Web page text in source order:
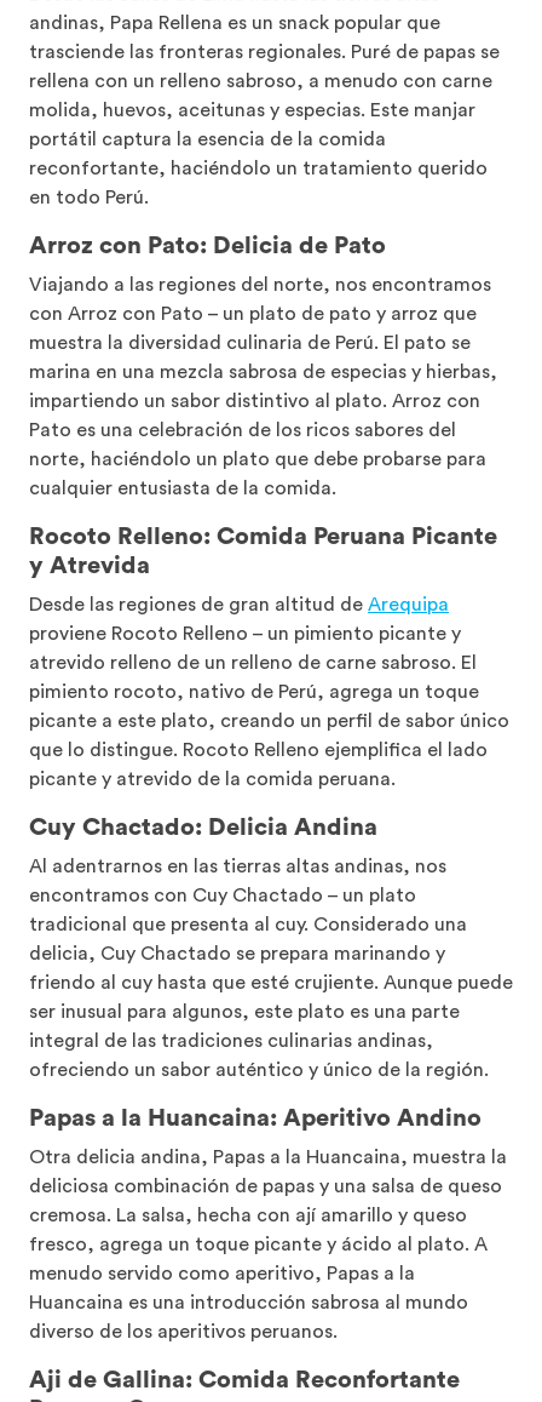
andinas, Papa Rellena es un snack popular que
trasciende las fronteras regionales. Puré de papas se
rellena con un relleno sabroso, a menudo con carne
molida, huevos, aceitunas y especias. Este manjar
portátil captura la esencia de la comida
reconfortante, haciéndolo un tratamiento querido
en todo Perú.
Arroz con Pato: Delicia de Pato
Viajando a las regiones del norte, nos encontramos
con Arroz con Pato – un plato de pato y arroz que
muestra la diversidad culinaria de Perú. El pato se
marina en una mezcla sabrosa de especias y hierbas,
impartiendo un sabor distintivo al plato. Arroz con
Pato es una celebración de los ricos sabores del
norte, haciéndolo un plato que debe probarse para
cualquier entusiasta de la comida.
Rocoto Relleno: Comida Peruana Picante
y Atrevida
Desde las regiones de gran altitud de Arequipa
proviene Rocoto Relleno – un pimiento picante y
atrevido relleno de un relleno de carne sabroso. El
pimiento rocoto, nativo de Perú, agrega un toque
picante a este plato, creando un perfil de sabor único
que lo distingue. Rocoto Relleno ejemplifica el lado
picante y atrevido de la comida peruana.
Cuy Chactado: Delicia Andina
Al adentrarnos en las tierras altas andinas, nos
encontramos con Cuy Chactado – un plato
tradicional que presenta al cuy. Considerado una
delicia, Cuy Chactado se prepara marinando y
friendo al cuy hasta que esté crujiente. Aunque puede
ser inusual para algunos, este plato es una parte
integral de las tradiciones culinarias andinas,
ofreciendo un sabor auténtico y único de la región.
Papas a la Huancaina: Aperitivo Andino
Otra delicia andina, Papas a la Huancaina, muestra la
deliciosa combinación de papas y una salsa de queso
cremosa. La salsa, hecha con ají amarillo y queso
fresco, agrega un toque picante y ácido al plato. A
menudo servido como aperitivo, Papas a la
Huancaina es una introducción sabrosa al mundo
diverso de los aperitivos peruanos.
Aji de Gallina: Comida Reconfortante